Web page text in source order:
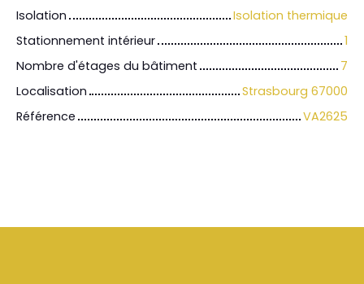
Isolation
Isolation thermique
Stationnement intérieur
1
Nombre d'étages du bâtiment
7
Localisation
Strasbourg 67000
Référence
VA2625